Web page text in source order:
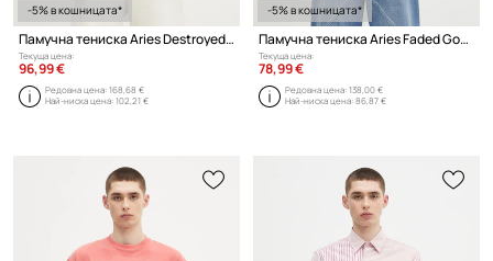
-5% в кошницата*
Памучна тениска Aries Destroyed 69 SS Tee
Текуща цена:
96,99 €
Редовна цена:168,68 €
Най-ниска цена:102,21 €
-5% в кошницата*
Памучна тениска Aries Faded God Town SS Tee
Текуща цена:
78,99 €
Редовна цена:138,00 €
Най-ниска цена:86,87 €